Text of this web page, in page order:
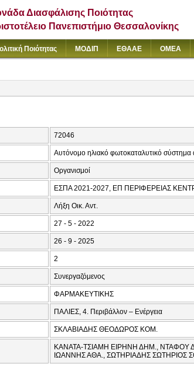
Διασφάλισης Ποιότητας
Πανεπιστήμιο Θεσσαλονίκης
Ποιότητας ΜΟΔΙΠ ΕΘΑΑΕ ΟΜΕΑ
72046
Αυτόνομο ηλιακό φωτοκαταλυτικό
Οργανισμοί
ΕΣΠΑ 2021-2027, ΕΠ ΠΕΡΙΦΕΡΕΙΑΣ
Λήξη Οικ. Αντ.
27 - 5 - 2022
26 - 9 - 2025
2
Συνεργαζόμενος
ΦΑΡΜΑΚΕΥΤΙΚΗΣ
ΠΑΛΙΕΣ, 4. Περιβάλλον – Ενέργεια
ΣΚΛΑΒΙΑΔΗΣ ΘΕΟΔΩΡΟΣ ΚΟΜ.
ΚΑΝΑΤΑ-ΤΣΙΑΜΗ ΕΙΡΗΝΗ ΔΗΜ.,
ΙΩΑΝΝΗΣ ΑΘΑ., ΣΩΤΗΡΙΑΔΗΣ ΣΩΤΗΡΙΟΣ